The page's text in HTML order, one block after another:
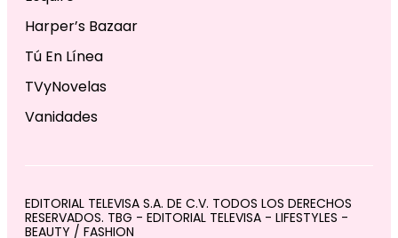
Harper’s Bazaar
Tú En Línea
TVyNovelas
Vanidades
EDITORIAL TELEVISA S.A. DE C.V. TODOS LOS DERECHOS
RESERVADOS. TBG - EDITORIAL TELEVISA - LIFESTYLES -
BEAUTY / FASHION